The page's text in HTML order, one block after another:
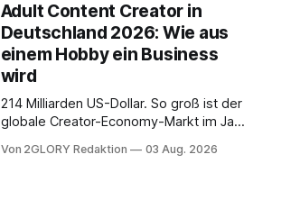
Adult Content Creator in
Deutschland 2026: Wie aus
einem Hobby ein Business
wird
214 Milliarden US-Dollar. So groß ist der
globale Creator-Economy-Markt im Jahr
22 Prozent. Was lange als
Von 2GLORY Redaktion 03 Aug. 2026